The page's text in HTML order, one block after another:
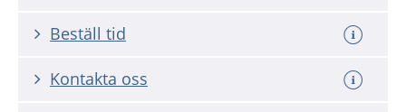
Beställ tid
Kontakta oss